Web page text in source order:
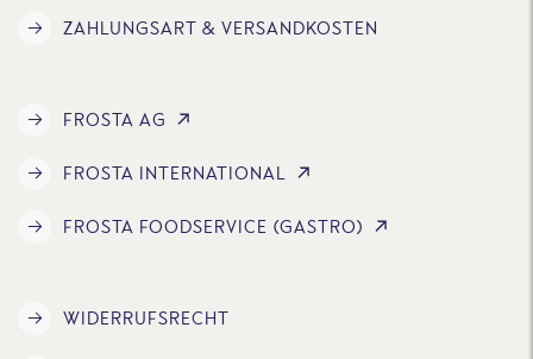
ZAHLUNGSART & VERSANDKOSTEN
FROSTA AG
FROSTA INTERNATIONAL
FROSTA FOODSERVICE (GASTRO)
WIDERRUFSRECHT